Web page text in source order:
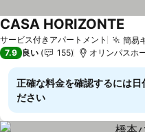
サービス付きアパートメント 簡易
CASA HORIZONTE
7.9 良い 155 オリンパスホ
正確な料金を確認するには日
ださい